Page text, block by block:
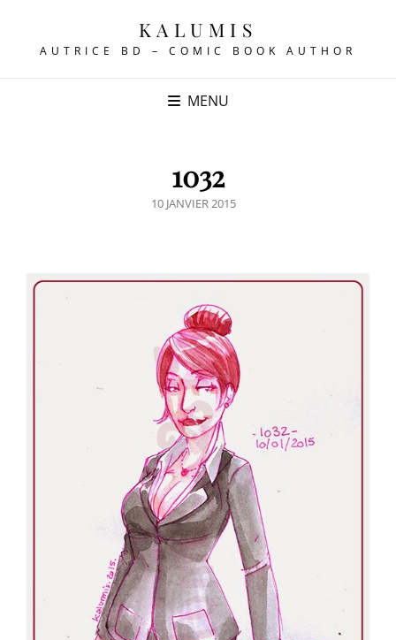
KALUMIS
AUTRICE BD – COMIC BOOK AUTHOR
MENU
1032
POSTED
10 JANVIER 2015